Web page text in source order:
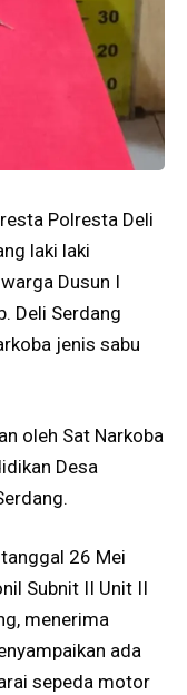
Polresta Deli
laki laki
Dusun I
Deli Serdang
jenis sabu
oleh Sat Narkoba
Desa
26 Mei
Subnit II Unit II
menerima
ada
sepeda motor